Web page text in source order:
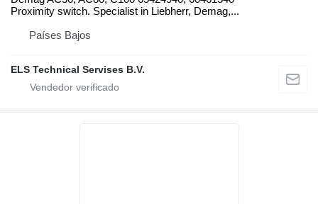
Proximity switch. Specialist in Liebherr, Demag,...
Países Bajos
ELS Technical Servises B.V.